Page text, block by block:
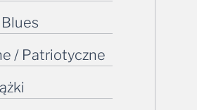
Blues
/ Patriotyczne